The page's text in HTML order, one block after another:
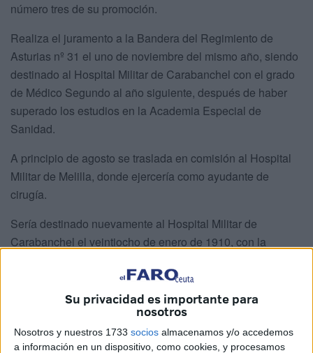
Su privacidad es importante para
nosotros
Nosotros y nuestros 1733 socios almacenamos y/o accedemos
a información en un dispositivo, como cookies, y procesamos
número tres de su promoción.
Realiza el juramento a la Bandera del Regimiento de
Asturias nº 31 el uno de noviembre del mismo año, siendo
destinado al Hospital Militar de Carabanchel con el grado
de Médico Segundo al año siguiente, después de haber
superado los estudios en la Academia Especial de
Sanidad.
A principio de agosto se traslada en comisión al Hospital
Militar de Melilla, donde ejercería como ayudante de
cirugía.
Sería destinado nuevamente al Hospital Militar de
Carabanchel el veintiocho de enero de 1910, con la
Por necesidades del servicio, se traslada en comisión al
Hospital Militar de Melilla.
La situación del Ejército español en África frente a las
kabilas rifeñas, provoca el envío de nuevos contingentes